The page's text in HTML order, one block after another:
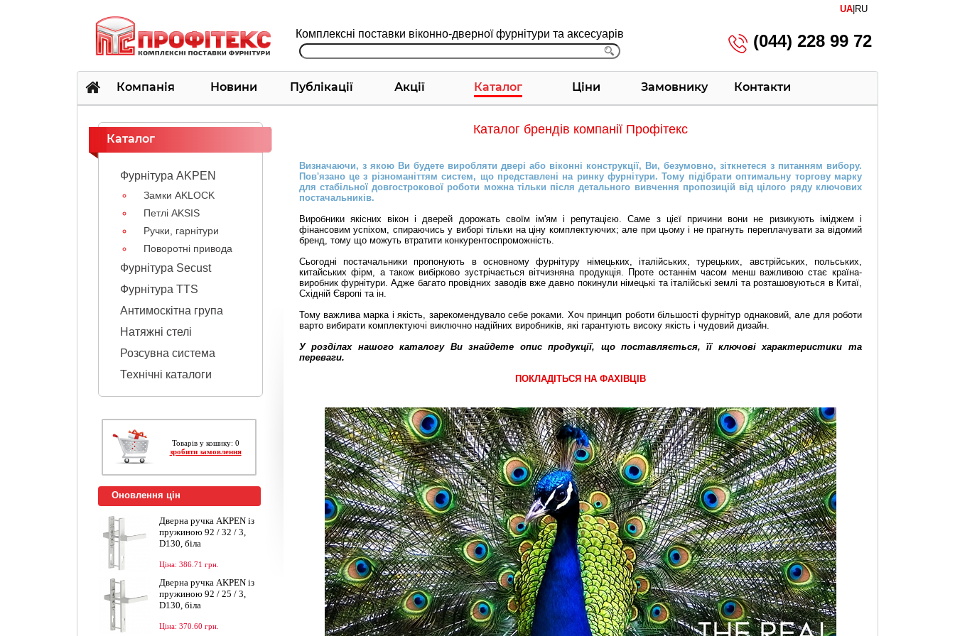
Комплексні поставки віконно-дверної фурнітури та аксесуарів
UA RU
(044) 228 99 72
Компанія Новини Публікації Акції Каталог Ціни Замовнику Контакти
Каталог
Фурнітура AKPEN
Замки AKLOCK
Петлі AKSIS
Ручки, гарнітури
Поворотні привода
Фурнітура Secust
Фурнітура TTS
Антимоскітна група
Натяжні стелі
Розсувна система
Технічні каталоги
Товарів у кошику: 0
зробити замовлення
Оновлення цін
Дверна ручка AKPEN із
пружиною 92 / 32 / 3,
D130, біла
Ціна: 386.71 грн.
Дверна ручка AKPEN із
пружиною 92 / 25 / 3,
D130, біла
Ціна: 370.60 грн.
Каталог брендів компанії Профітекс
Визначаючи, з якою Ви будете виробляти двері або віконні конструкції, Ви, безумовно, зіткнетеся з питанням вибору.
Пов'язано це з різноманіттям систем, що представлені на ринку фурнітури. Тому підібрати оптимальну торгову марку
для стабільної довгострокової роботи можна тільки після детального вивчення пропозицій від цілого ряду ключових
постачальників.
Виробники якісних вікон і дверей дорожать своїм ім'ям і репутацією. Саме з цієї причини вони не ризикують іміджем і
фінансовим успіхом, спираючись у виборі тільки на ціну комплектуючих; але при цьому і не прагнуть переплачувати за відомий
бренд, тому що можуть втратити конкурентоспроможність.
Сьогодні постачальники пропонують в основному фурнітуру німецьких, італійських, турецьких, австрійських, польських,
китайських фірм, а також вибірково зустрічається вітчизняна продукція. Проте останнім часом менш важливою стає країна-
виробник фурнітури. Адже багато провідних заводів вже давно покинули німецькі та італійські землі та розташовуються в Китаї,
Східній Європі та ін.
Тому важлива марка і якість, зарекомендувало себе роками. Хоч принцип роботи більшості фурнітур однаковий, але для роботи
варто вибирати комплектуючі виключно надійних виробників, які гарантують високу якість і чудовий дизайн.
У розділах нашого каталогу Ви знайдете опис продукції, що поставляється, її ключові характеристики та
переваги.
ПОКЛАДІТЬСЯ НА ФАХІВЦІВ